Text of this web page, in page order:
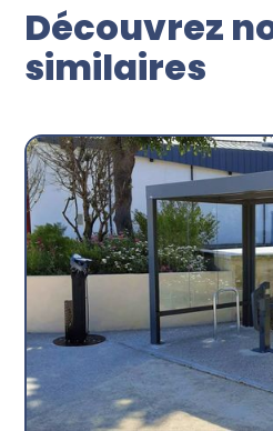
Découvrez
similaires